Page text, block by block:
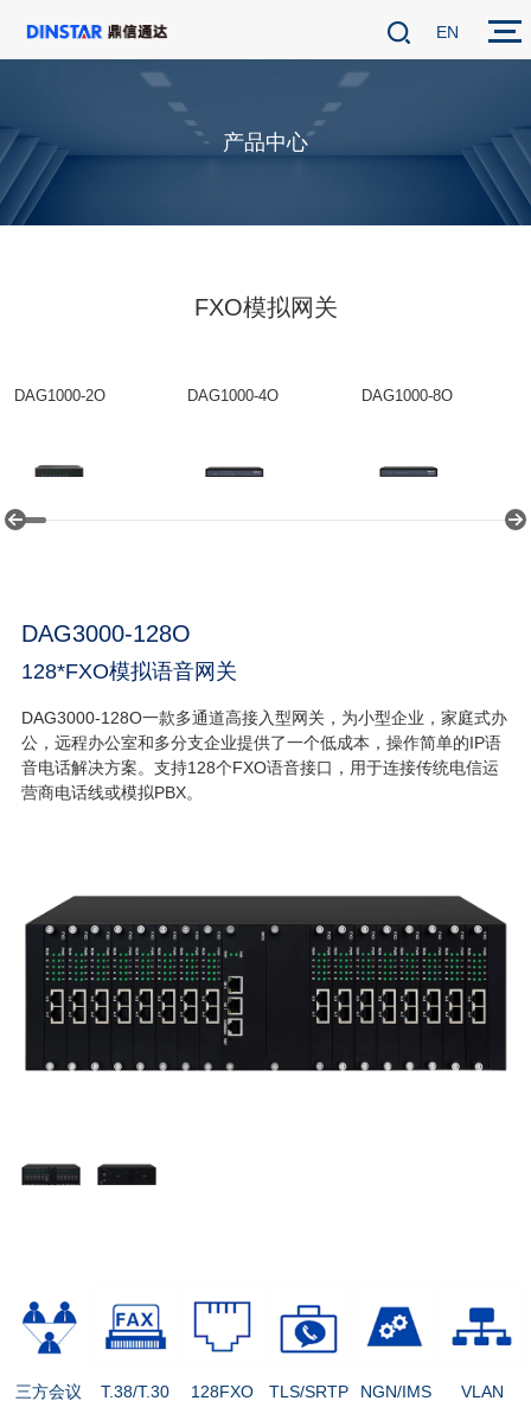
EN
产品中心
FXO模拟网关
DAG1000-2O DAG1000-4O DAG1000-8O
DAG3000-128O
128*FXO模拟语音网关
DAG3000-128O一款多通道高接入型网关，为小型企业，家庭式办
公，远程办公室和多分支企业提供了一个低成本，操作简单的IP语
音电话解决方案。支持128个FXO语音接口，用于连接传统电信运
营商电话线或模拟PBX。
三方会议 T.38/T.30 128FXO TLS/SRTP NGN/IMS VLAN